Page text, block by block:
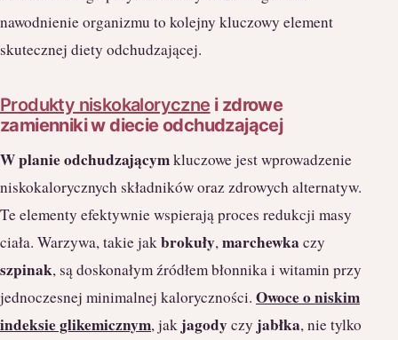
nawodnienie organizmu to kolejny kluczowy element
skutecznej diety odchudzającej.
Produkty niskokaloryczne i zdrowe
zamienniki w diecie odchudzającej
W planie odchudzającymkluczowe jest wprowadzenie
niskokalorycznych składników oraz zdrowych alternatyw.
Te elementy efektywnie wspierają proces redukcji masy
ciała. Warzywa, takie jakbrokuły,marchewka czy
szpinak, są doskonałym źródłem błonnika i witamin przy
jednoczesnej minimalnej kaloryczności. Owoce o niskim
indeksie glikemicznym, jak jagodyczy jabłka, nie tylko